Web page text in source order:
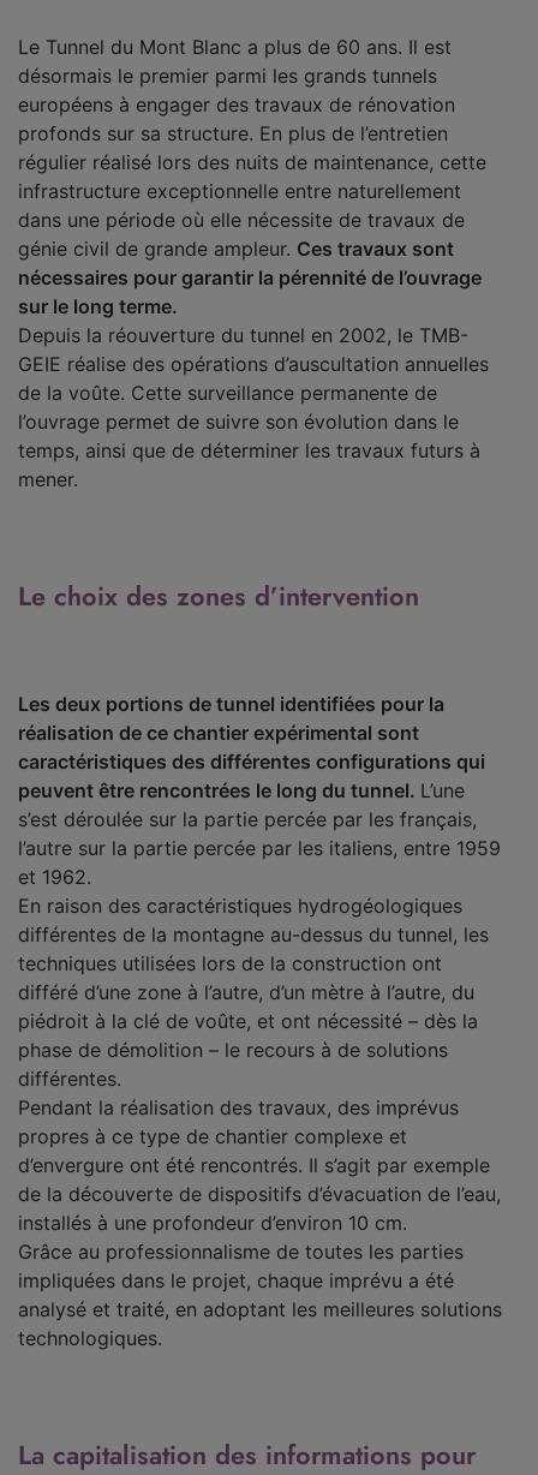
Le Tunnel du Mont Blanc a plus de 60 ans. Il est
désormais le premier parmi les grands tunnels
européens à engager des travaux de rénovation
profonds sur sa structure. En plus de l’entretien
régulier réalisé lors des nuits de maintenance, cette
infrastructure exceptionnelle entre naturellement
dans une période où elle nécessite de travaux de
génie civil de grande ampleur. Ces travaux sont
nécessaires pour garantir la pérennité de l’ouvrage
sur le long terme.
Depuis la réouverture du tunnel en 2002, le TMB-
GEIE réalise des opérations d’auscultation annuelles
de la voûte. Cette surveillance permanente de
l’ouvrage permet de suivre son évolution dans le
temps, ainsi que de déterminer les travaux futurs à
mener.
Le choix des zones d’intervention
Les deux portions de tunnel identifiées pour la
réalisation de ce chantier expérimental sont
caractéristiques des différentes configurations qui
peuvent être rencontrées le long du tunnel. L’une
s’est déroulée sur la partie percée par les français,
l’autre sur la partie percée par les italiens, entre 1959
et 1962.
En raison des caractéristiques hydrogéologiques
différentes de la montagne au-dessus du tunnel, les
techniques utilisées lors de la construction ont
différé d’une zone à l’autre, d’un mètre à l’autre, du
piédroit à la clé de voûte, et ont nécessité – dès la
phase de démolition – le recours à de solutions
différentes.
Pendant la réalisation des travaux, des imprévus
propres à ce type de chantier complexe et
d’envergure ont été rencontrés. Il s’agit par exemple
de la découverte de dispositifs d’évacuation de l’eau,
installés à une profondeur d’environ 10 cm.
Grâce au professionnalisme de toutes les parties
impliquées dans le projet, chaque imprévu a été
analysé et traité, en adoptant les meilleures solutions
technologiques.
La capitalisation des informations pour